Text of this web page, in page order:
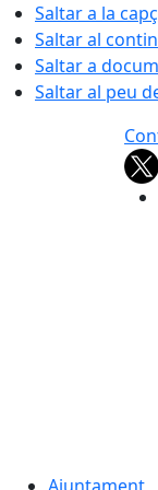
Saltar a la
Saltar al
Saltar a
Saltar al peu